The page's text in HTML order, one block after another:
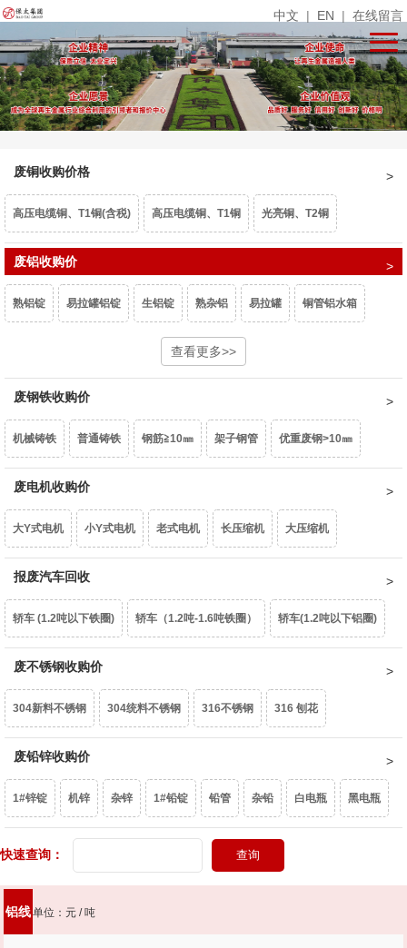
中文 | EN | 在线留言
废铜收购价格
高压电缆铜、T1铜(含税) 高压电缆铜、T1铜 光亮铜、T2铜
单线光亮铜
废紫杂铜、热水器（乘品位） 锡青铜95、663（乘品位） 机铜
黄铜沫
废铝收购价
熟铝锭 易拉罐铝锭 生铝锭 熟杂铝 易拉罐 铜管铝水箱
型材旧料 喷涂型材
6082白料 2系白料
型材铝屑 光亮铝线 铝线 钢芯铝绞线 拉丝铝线 铝水箱
干净铝模板
破碎浮选熟铝水价 破碎熟铝水价
破碎生铝水价
查看更多>>
废钢铁收购价
机械铸铁 普通铸铁 钢筋≧10㎜ 架子钢管 优重废钢>10㎜
重型废钢6-10㎜
油桶 镀锌铁片 干净彩钢瓦 轻薄料<0.8mm 钢丝绳
边角冲片 矽钢片
废电机收购价
大Y式电机 小Y式电机 老式电机 长压缩机 大压缩机
小压缩机 铝芯电机
家用铁壳水泵 家用铝壳水泵 鼓风机 家用电扇 家用台扇
SJ变压器 S9-50以下
废锡（63%） 机械镁
报废汽车回收
轿车 (1.2吨以下铁圈) 轿车（1.2吨-1.6吨铁圈） 轿车(1.2吨以下铝圈)
轿车（1.2吨-1.6吨铝圈）
面包车(铝圈) 皮卡车(铁圈) 皮卡车(铝圈) 柴油皮卡车（铁圈）
柴油皮卡车（铝圈）
货车(8吨以上)(集装箱、自卸车减50元/吨) 中巴、校巴 豪华大巴
新能源轿车（铝圈） 男士摩托车
废不锈钢收购价
304新料不锈钢 304统料不锈钢 316不锈钢 316 刨花
含镍20%不锈钢
废铅锌收购价
1#锌锭 机锌 杂锌 1#铅锭 铅管 杂铅 白电瓶 黑电瓶
头灯
快速查询：
铝线单位：元 / 吨